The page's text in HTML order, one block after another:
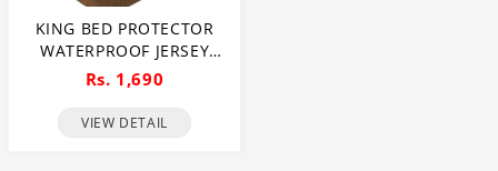
KING BED PROTECTOR
WATERPROOF JERSEY
FITTED MATTRESS
BROWN
Rs. 1,690
VIEW DETAIL